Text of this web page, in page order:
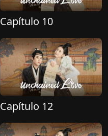
Capítulo 10
Capítulo 12